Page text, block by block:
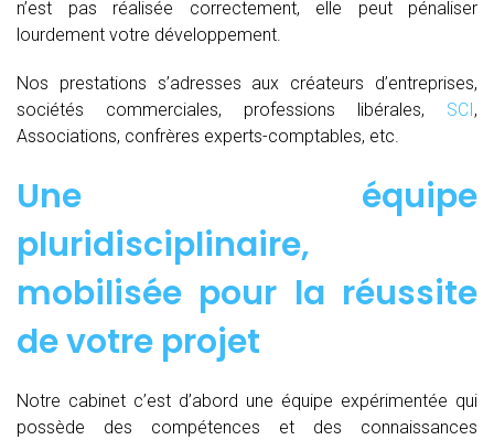
n’est pas réalisée correctement, elle peut pénaliser
lourdement votre développement.
Nos prestations s’adresses aux créateurs d’entreprises,
sociétés commerciales, professions libérales, SCI,
Associations, confrères experts-comptables, etc.
Une équipe
pluridisciplinaire,
mobilisée pour la réussite
de votre projet
Notre cabinet c’est d’abord une équipe expérimentée qui
possède des compétences et des connaissances